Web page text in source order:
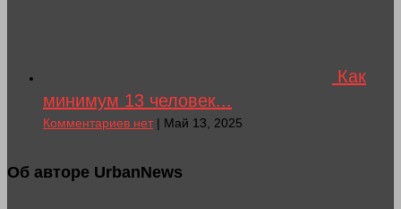
Как
минимум 13 человек...
Комментариев нет| Май 13, 2025
Об авторе UrbanNews